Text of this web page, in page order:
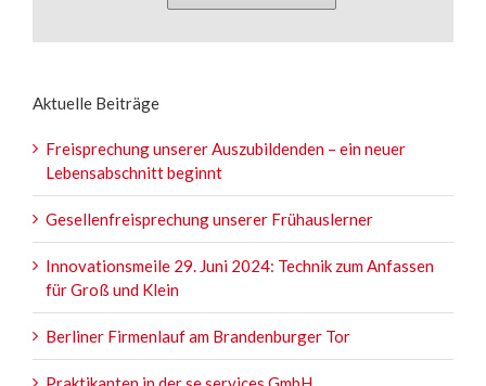
Aktuelle Beiträge
Freisprechung unserer Auszubildenden – ein neuer
Lebensabschnitt beginnt
Gesellenfreisprechung unserer Frühauslerner
Innovationsmeile 29. Juni 2024: Technik zum Anfassen
für Groß und Klein
Berliner Firmenlauf am Brandenburger Tor